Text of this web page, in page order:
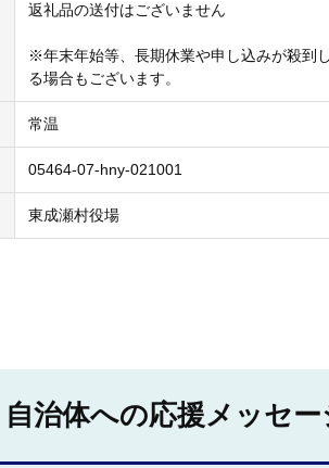
返礼品の送付はございません
※年末年始等、長期休業や申し込みが殺到
る場合もございます。
常温
05464-07-hny-021001
東成瀬村役場
自治体への応援メッセー